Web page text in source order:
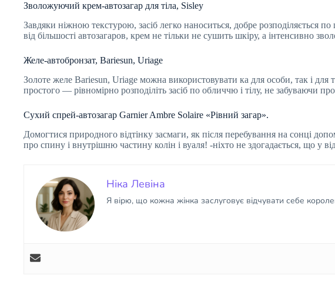
Зволожуючий крем-автозагар для тіла, Sisley
Завдяки ніжною текстурою, засіб легко наноситься, добре розподіляється
від більшості автозагаров, крем не тільки не сушить шкіру, а інтенсивно
Желе-автобронзат, Bariesun, Uriage
Золоте желе Bariesun, Uriage можна використовувати ка для особи, так і
простого — рівномірно розподіліть засіб по обличчю і тілу, не забуваючи
Сухий спрей-автозагар Garnier Ambre Solaire «Рівний загар».
Домогтися природного відтінку засмаги, як після перебування на сонці
про спину і внутрішню частину колін і вуаля! -ніхто не здогадається, що у
Ніка Левіна
Я вірю, що кожна жінка заслуговує відчувати себе